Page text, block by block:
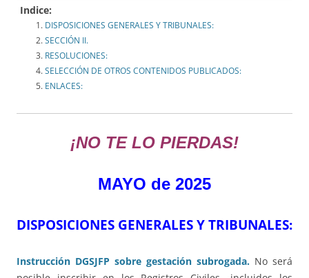
Indice:
DISPOSICIONES GENERALES Y TRIBUNALES:
SECCIÓN II.
RESOLUCIONES:
SELECCIÓN DE OTROS CONTENIDOS PUBLICADOS:
ENLACES:
¡NO TE LO PIERDAS!
MAYO de 2025
DISPOSICIONES GENERALES Y TRIBUNALES:
Instrucción DGSJFP sobre gestación subrogada. No será